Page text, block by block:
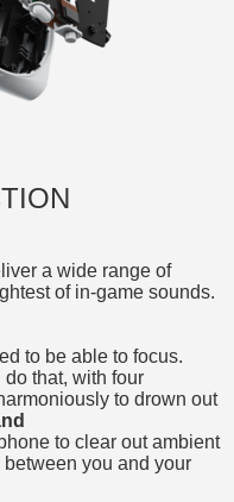
a wide range of
of in-game sounds.
to be able to focus.
that, with four
to drown out
to clear out ambient
you and your